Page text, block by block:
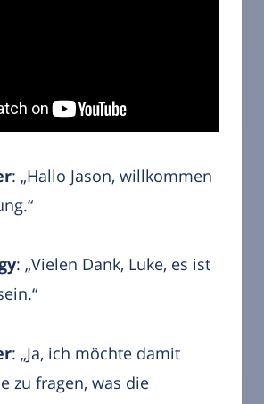
: „Hallo Jason, willkommen
: „Vielen Dank, Luke, es ist
: „Ja, ich möchte damit
zu fragen, was die